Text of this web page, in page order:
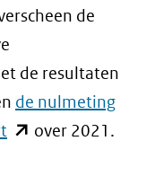
de
de resultaten
de nulmeting
(opentover 2021.